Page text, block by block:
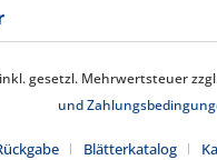
gesetzl. Mehrwertsteuer
und
Blätterkatalog